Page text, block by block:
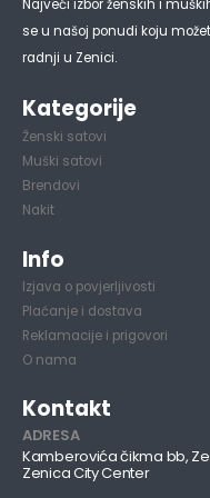
Najveći izbor ženskih i
se u našoj ponudi koju
radnji u Zenici.
Kategorije
Ženski satovi
Muški satovi
Brendovi
Nakit
Info
Izjava o povjerljivosti
Plaćanje i dostava
Reklamacije i prigovori
O nama
Kontakt
ADRESA
Kamberovića čikma bb,
Zenica City Center